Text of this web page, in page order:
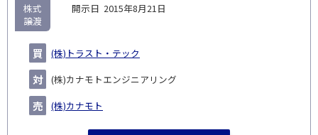
2015年8月21日
(株)トラスト・テック
(株)カナモトエンジニアリング
(株)カナモト
株式
譲渡